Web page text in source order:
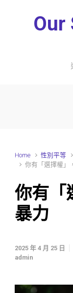
Our
Home 性別平等
你有「選擇權」
你有「
暴力
2025 年 4 月 25 日
admin